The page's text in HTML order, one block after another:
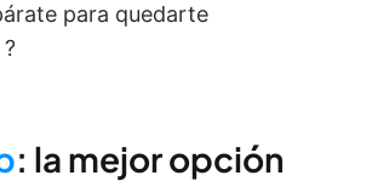
para quedarte
: la mejor opción